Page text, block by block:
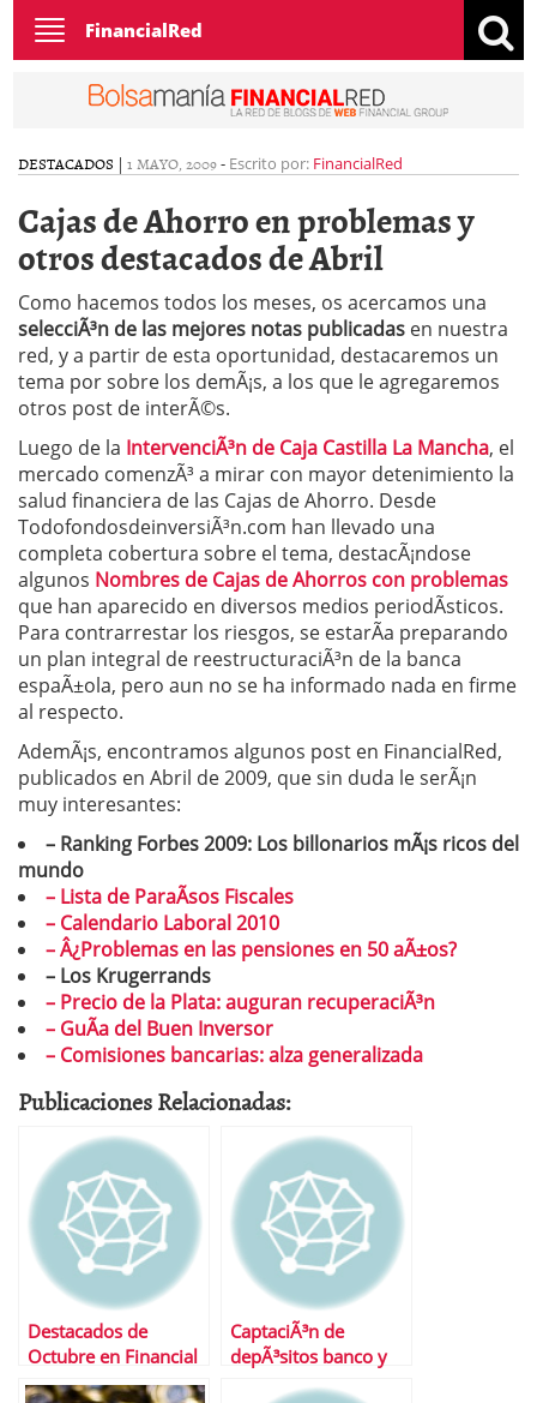
Toggle
navigation
FinancialRed
DESTACADOS | 1 MAYO, 2009- Escrito por: FinancialRed
Cajas de Ahorro en problemas y
otros destacados de Abril
Como hacemos todos los meses, os acercamos una
selecciÃ³n de las mejores notas publicadas en nuestra
red, y a partir de esta oportunidad, destacaremos un
tema por sobre los demÃ¡s, a los que le agregaremos
otros post de interÃ©s.
Luego de la IntervenciÃ³n de Caja Castilla La Mancha, el
mercado comenzÃ³ a mirar con mayor detenimiento la
salud financiera de las Cajas de Ahorro. Desde
TodofondosdeinversiÃ³n.com han llevado una
completa cobertura sobre el tema, destacÃ¡ndose
algunos Nombres de Cajas de Ahorros con problemas
que han aparecido en diversos medios periodÃ­sticos.
Para contrarrestar los riesgos, se estarÃ­a preparando
un plan integral de reestructuraciÃ³n de la banca
espaÃ±ola, pero aun no se ha informado nada en firme
al respecto.
AdemÃ¡s, encontramos algunos post en FinancialRed,
publicados en Abril de 2009, que sin duda le serÃ¡n
muy interesantes:
– Ranking Forbes 2009: Los billonarios mÃ¡s ricos del
mundo
– Lista de ParaÃ­sos Fiscales
– Calendario Laboral 2010
– Â¿Problemas en las pensiones en 50 aÃ±os?
– Los Krugerrands
– Precio de la Plata: auguran recuperaciÃ³n
– GuÃ­a del Buen Inversor
– Comisiones bancarias: alza generalizada
Publicaciones Relacionadas:
Destacados de
Octubre en Financial
Red
CaptaciÃ³n de
depÃ³sitos banco y